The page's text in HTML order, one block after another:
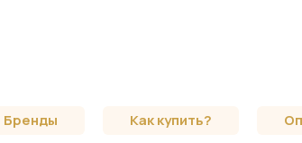
Бренды Как купить?